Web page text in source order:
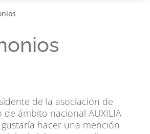
de la asociación de
ámbito nacional AUXILIA
gustaría hacer una mención